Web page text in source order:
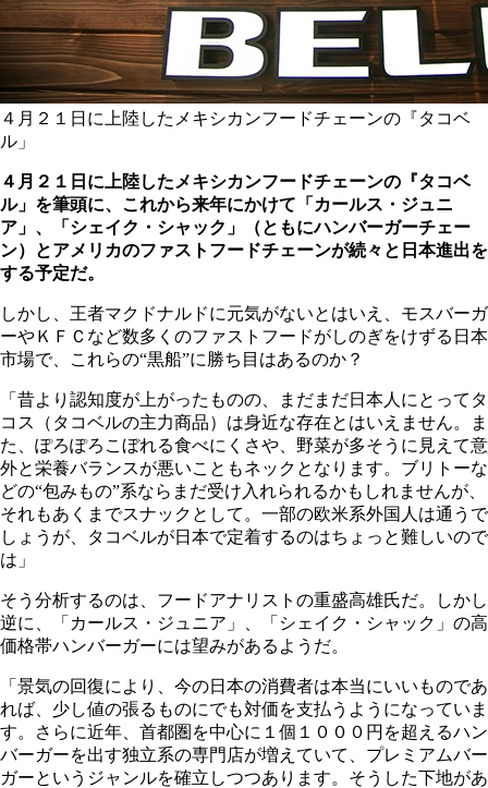
４月２１日に上陸したメキシカンフードチェーンの『タコベ
ル」
４月２１日に上陸したメキシカンフードチェーンの『タコベ
ル」を筆頭に、これから来年にかけて「カールス・ジュニ
ア」、「シェイク・シャック」（ともにハンバーガーチェー
ン）とアメリカのファストフードチェーンが続々と日本進出を
する予定だ。
しかし、王者マクドナルドに元気がないとはいえ、モスバーガ
ーやＫＦＣなど数多くのファストフードがしのぎをけずる日本
市場で、これらの“黒船”に勝ち目はあるのか？
「昔より認知度が上がったものの、まだまだ日本人にとってタ
コス（タコベルの主力商品）は身近な存在とはいえません。ま
た、ぽろぽろこぼれる食べにくさや、野菜が多そうに見えて意
外と栄養バランスが悪いこともネックとなります。ブリトーな
どの“包みもの”系ならまだ受け入れられるかもしれませんが、
それもあくまでスナックとして。一部の欧米系外国人は通うで
しょうが、タコベルが日本で定着するのはちょっと難しいので
は」
そう分析するのは、フードアナリストの重盛高雄氏だ。しかし
逆に、「カールス・ジュニア」、「シェイク・シャック」の高
価格帯ハンバーガーには望みがあるようだ。
「景気の回復により、今の日本の消費者は本当にいいものであ
れば、少し値の張るものにでも対価を支払うようになっていま
す。さらに近年、首都圏を中心に１個１０００円を超えるハン
バーガーを出す独立系の専門店が増えていて、プレミアムバー
ガーというジャンルを確立しつつあります。そうした下地があ